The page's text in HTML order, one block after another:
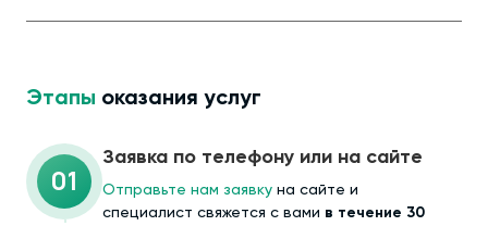
Этапы оказания услуг
01
Заявка по телефону или на сайте
Отправьте нам заявку на сайте и
специалист свяжется с вами в течение 30